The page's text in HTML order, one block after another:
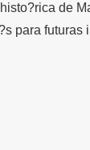
de
para